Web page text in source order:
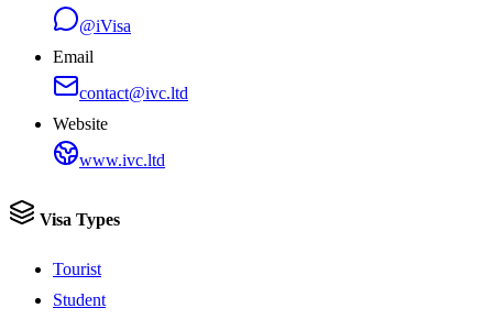
@iVisa
Email
contact@ivc.ltd
Website
www.ivc.ltd
Visa Types
Tourist
Student